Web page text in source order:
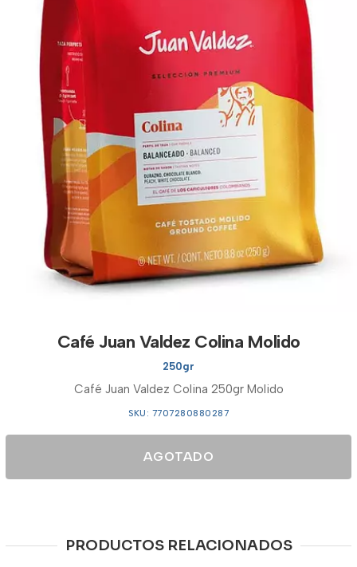
Café Juan Valdez Colina Molido
250gr
Café Juan Valdez Colina 250gr Molido
SKU: 7707280880287
AGOTADO
PRODUCTOS RELACIONADOS